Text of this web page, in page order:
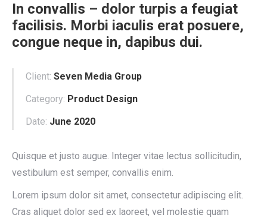
In convallis – dolor turpis a feugiat
facilisis. Morbi iaculis erat posuere,
congue neque in, dapibus dui.
Client: Seven Media Group
Category: Product Design
Date: June 2020
Quisque et justo augue. Integer vitae lectus sollicitudin,
vestibulum est semper, convallis enim.
Lorem ipsum dolor sit amet, consectetur adipiscing elit.
Cras aliquet dolor sed ex laoreet, vel molestie quam